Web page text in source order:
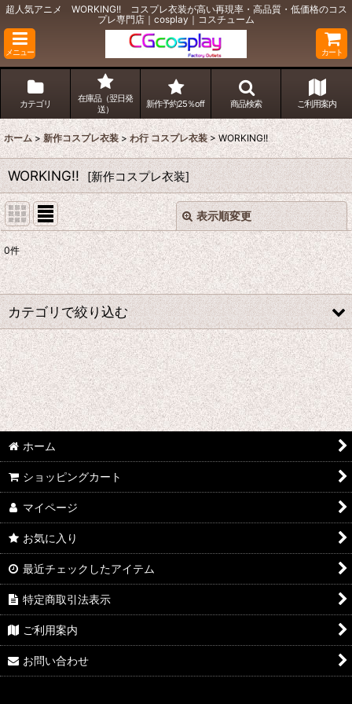
超人気アニメ WORKING!! コスプレ衣装が高い再現率・高品質・低価格のコス
プレ専門店｜cosplay｜コスチューム
メニュー カート
カテゴリ
在庫品（翌日発
送）
新作予約25％off 商品検索 ご利用案内
ホーム > 新作コスプレ衣装 > わ行 コスプレ衣装 > WORKING!!
WORKING!! [新作コスプレ衣装]
表示順変更
表示数:
並び順:
絞り込む
閉じる
0件
カテゴリで絞り込む
わ行 コスプレ衣装 (全商品)
ONE PIECE
ワルキューレロマンツェ
WORKING!!
ワンパンマン
5→9〜私に恋したお坊さん〜
私がモテないのはどう考えてもお前らが悪い!
ワンダーエッグ・プライオリティ
ONE PIECE STAMPEDE
ホーム
ショッピングカート
マイページ
お気に入り
最近チェックしたアイテム
特定商取引法表示
ご利用案内
お問い合わせ